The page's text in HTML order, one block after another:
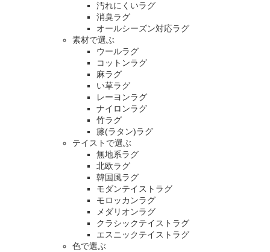
汚れにくいラグ
消臭ラグ
オールシーズン対応ラグ
素材で選ぶ
ウールラグ
コットンラグ
麻ラグ
い草ラグ
レーヨンラグ
ナイロンラグ
竹ラグ
籐(ラタン)ラグ
テイストで選ぶ
無地系ラグ
北欧ラグ
韓国風ラグ
モダンテイストラグ
モロッカンラグ
メダリオンラグ
クラシックテイストラグ
エスニックテイストラグ
色で選ぶ